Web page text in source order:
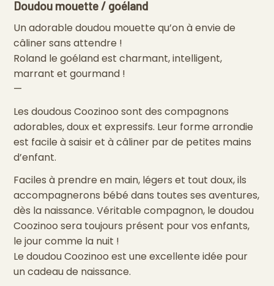
Doudou mouette / goéland
Un adorable doudou mouette qu’on à envie de
câliner sans attendre !
Roland le goéland est charmant, intelligent,
marrant et gourmand !
—
Les doudous Coozinoo sont des compagnons
adorables, doux et expressifs. Leur forme arrondie
est facile à saisir et à câliner par de petites mains
d’enfant.
Faciles à prendre en main, légers et tout doux, ils
accompagnerons bébé dans toutes ses aventures,
dès la naissance. Véritable compagnon, le doudou
Coozinoo sera toujours présent pour vos enfants,
le jour comme la nuit !
Le doudou Coozinoo est une excellente idée pour
un cadeau de naissance.